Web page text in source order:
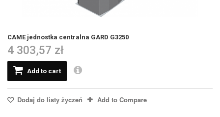
CAME jednostka centralna GARD G3250
4 303,57 zł
Add to cart
Dodaj do listy życzeń Add to Compare